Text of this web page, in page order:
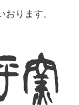
ります。